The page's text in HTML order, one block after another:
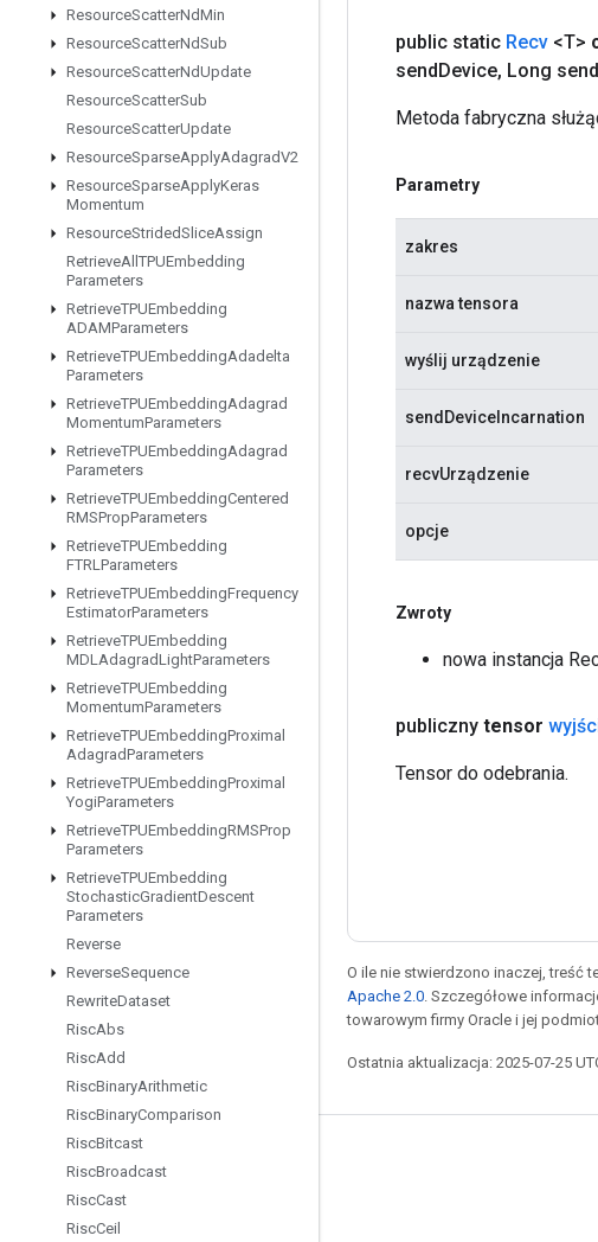
ResourceScatterNdMin
ResourceScatterNdSub
ResourceScatterNdUpdate
ResourceScatterSub
ResourceScatterUpdate
ResourceSparseApplyAdagradV2
ResourceSparseApplyKeras
Momentum
ResourceStridedSliceAssign
RetrieveAll TPUEmbedding
Parameters
RetrieveTPUEmbedding
ADAMParameters
RetrieveTPUEmbeddingAdadelta
Parameters
RetrieveTPUEmbeddingAdagrad
MomentumParameters
RetrieveTPUEmbeddingAdagrad
Parameters
RetrieveTPUEmbeddingCentered
RMSPropParameters
RetrieveTPUEmbedding
FTRLParameters
RetrieveTPUEmbeddingFrequency
EstimatorParameters
RetrieveTPUEmbedding
MDLAdagradLightParameters
RetrieveTPUEmbedding
MomentumParameters
RetrieveTPUEmbeddingProximal
AdagradParameters
RetrieveTPUEmbeddingProximal
YogiParameters
RetrieveTPUEmbeddingRMSProp
Parameters
RetrieveTPUEmbedding
StochasticGradientDescent
Parameters
Reverse
ReverseSequence
RewriteDataset
RiscAbs
RiscAdd
RiscBinaryArithmetic
RiscBinaryComparison
RiscBitcast
RiscBroadcast
RiscCast
RiscCeil
public static Recv <T>
sendDevice, Long send
Metoda fabryczna
Parametry
zakres
nazwa tensora
wyślij urządzenie
sendDeviceIncarnation
recvUrządzenie
opcje
Zwroty
nowa instancja
publiczny tensor
Tensor do odebrania.
O ile nie stwierdzono inaczej, treść
Apache 2.0 . Szczegółowe
towarowym firmy Oracle i jej
Ostatnia aktualizacja: 2025-07-25
Pozostawaj w kontakcie
Forum